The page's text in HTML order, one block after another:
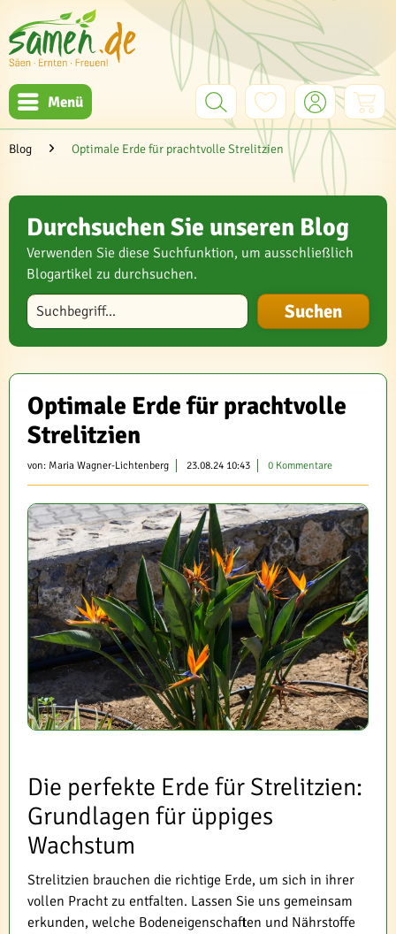
Menü
Blog Optimale Erde für prachtvolle Strelitzien
Durchsuchen Sie unseren Blog
Verwenden Sie diese Suchfunktion, um ausschließlich
Blogartikel zu durchsuchen.
Blog durchsuchen
Optimale Erde für prachtvolle
Strelitzien
von: Maria Wagner-Lichtenberg 23.08.24 10:43 0 Kommentare
Die perfekte Erde für Strelitzien:
Grundlagen für üppiges
Wachstum
Strelitzien brauchen die richtige Erde, um sich in ihrer
vollen Pracht zu entfalten. Lassen Sie uns gemeinsam
erkunden, welche Bodeneigenschaften und Nährstoffe